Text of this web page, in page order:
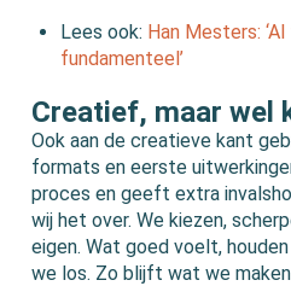
Lees ook: Han Mesters:
fundamenteel’
Creatief, maar wel
Ook aan de creatieve kant
formats en eerste
proces en geeft extra
wij het over. We kiezen,
eigen. Wat goed voelt,
we los. Zo blijft wat we